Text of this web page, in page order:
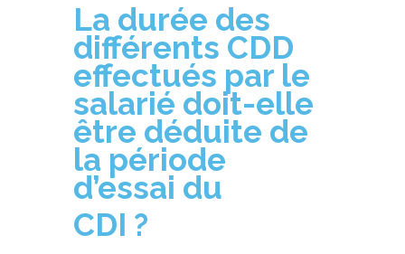
La durée des
différents CDD
effectués par le
salarié doit-elle
être déduite de
la période
d’essai du
CDI ?